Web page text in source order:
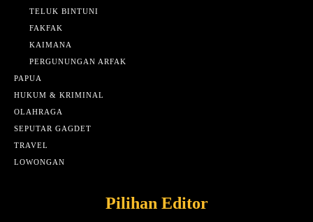
TELUK BINTUNI
FAKFAK
KAIMANA
PERGUNUNGAN ARFAK
PAPUA
HUKUM & KRIMINAL
OLAHRAGA
SEPUTAR GAGDET
TRAVEL
LOWONGAN
Pilihan Editor